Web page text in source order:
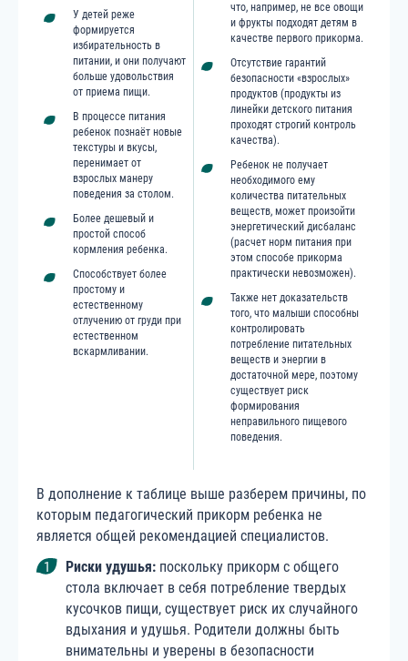
У детей реже
формируется
избирательность в
питании, и они получают
больше удовольствия
от приема пищи.
В процессе питания
ребенок познаёт новые
текстуры и вкусы,
перенимает от
взрослых манеру
поведения за столом.
Более дешевый и
простой способ
кормления ребенка.
Способствует более
простому и
естественному
отлучению от груди при
естественном
вскармливании.
что, например, не все овощи
и фрукты подходят детям в
качестве первого прикорма.
Отсутствие гарантий
безопасности «взрослых»
продуктов (продукты из
линейки детского питания
проходят строгий контроль
качества).
Ребенок не получает
необходимого ему
количества питательных
веществ, может произойти
энергетический дисбаланс
(расчет норм питания при
этом способе прикорма
практически невозможен).
Также нет доказательств
того, что малыши способны
контролировать
потребление питательных
веществ и энергии в
достаточной мере, поэтому
существует риск
формирования
неправильного пищевого
поведения.
В дополнение к таблице выше разберем причины, по
которым педагогический прикорм ребенка не
является общей рекомендацией специалистов.
Риски удушья: поскольку прикорм с общего
стола включает в себя потребление твердых
кусочков пищи, существует риск их случайного
вдыхания и удушья. Родители должны быть
внимательны и уверены в безопасности